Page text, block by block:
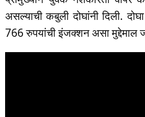
असल्याची कबुली दोघांनी दिली.
766 रुपयांची इंजक्शन असा मुद्देमाल